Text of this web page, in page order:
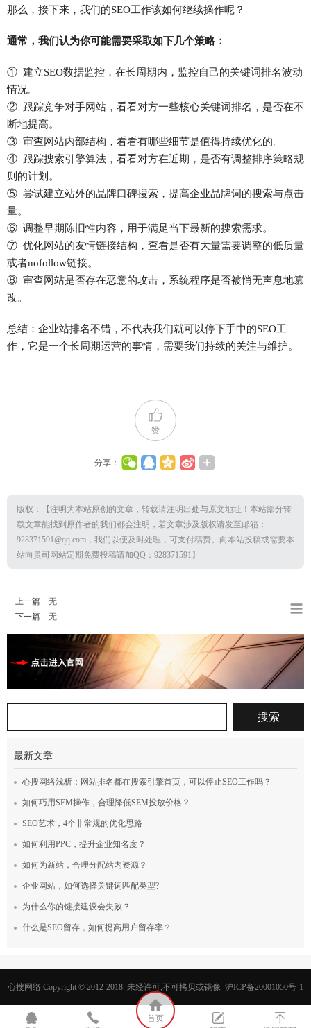
那么，接下来，我们的SEO工作该如何继续操作呢？
通常，我们认为你可能需要采取如下几个策略：
① 建立SEO数据监控，在长周期内，监控自己的关键词排名波动
情况。
② 跟踪竞争对手网站，看看对方一些核心关键词排名，是否在不
断地提高。
③ 审查网站内部结构，看看有哪些细节是值得持续优化的。
④ 跟踪搜索引擎算法，看看对方在近期，是否有调整排序策略规
则的计划。
⑤ 尝试建立站外的品牌口碑搜索，提高企业品牌词的搜索与点击
量。
⑥ 调整早期陈旧性内容，用于满足当下最新的搜索需求。
⑦ 优化网站的友情链接结构，查看是否有大量需要调整的低质量
或者nofollow链接。
⑧ 审查网站是否存在恶意的攻击，系统程序是否被悄无声息地篡
改。
总结： 企业站排名不错，不代表我们就可以停下手中的SEO工
作，它是一个长周期运营的事情，需要我们持续的关注与维护。
赞
分享：
版权：【注明为本站原创的文章，转载请注明出处与原文地址！本站部分转
载文章能找到原作者的我们都会注明，若文章涉及版权请发至邮箱：
928371591@qq.com，我们以便及时处理，可支付稿费。向本站投稿或需要本
站向贵司网站定期免费投稿请加QQ：928371591】
上一篇
无
下一篇
无
最新文章
心搜网络浅析：网站排名都在搜索引擎首页，可以停止SEO工作吗？
如何巧用SEM操作，合理降低SEM投放价格？
SEO艺术，4个非常规的优化思路
如何利用PPC，提升企业知名度？
如何为新站，合理分配站内资源？
企业网站，如何选择关键词匹配类型?
为什么你的链接建设会失败？
什么是SEO留存，如何提高用户留存率？
心搜网络 Copyright © 2012-2018. 未经许可,不可拷贝或镜像 沪ICP备20001050号-1
首页